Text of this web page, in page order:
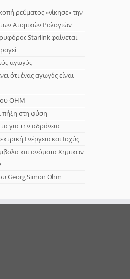
ρεύματος «νίκησε» την
των Ατομικών Ρολογιών
Starlink φαίνεται
αγωγός
ότι ένας αγωγός είναι
OHM
πήξη στη φύση
για την αδράνεια
Ενέργεια και Ισχύς
και ονόματα Χημικών
Georg Simon Ohm